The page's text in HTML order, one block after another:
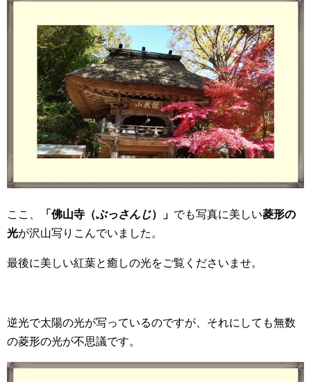
ここ、 「佛山寺（ぶっさんじ）」 でも写真に美しい菱形の
光が沢山写りこんでいました。
最後に美しい紅葉と癒しの光をご覧くださいませ。
逆光で太陽の光が写っているのですが、それにしても無数
の菱形の光が不思議です。